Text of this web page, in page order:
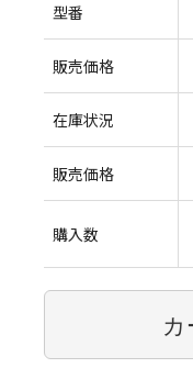
型番
販売価格
在庫状況
販売価格
購入数